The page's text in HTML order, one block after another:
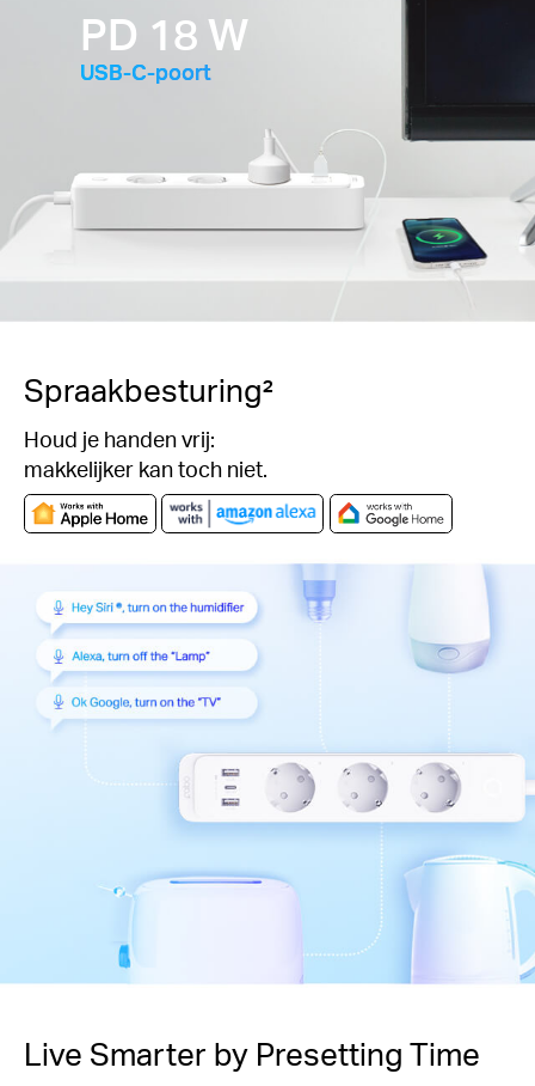
PD 18 W
USB-C-poort
Spraakbesturing²
Houd je handen vrij:
makkelijker kan toch niet.
Live Smarter by Presetting Time